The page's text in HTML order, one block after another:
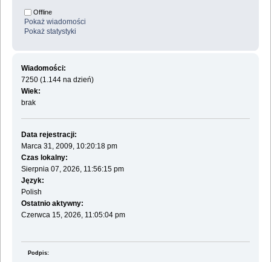
Offline
Pokaż wiadomości
Pokaż statystyki
Wiadomości:
7250 (1.144 na dzień)
Wiek:
brak
Data rejestracji:
Marca 31, 2009, 10:20:18 pm
Czas lokalny:
Sierpnia 07, 2026, 11:56:15 pm
Język:
Polish
Ostatnio aktywny:
Czerwca 15, 2026, 11:05:04 pm
Podpis: